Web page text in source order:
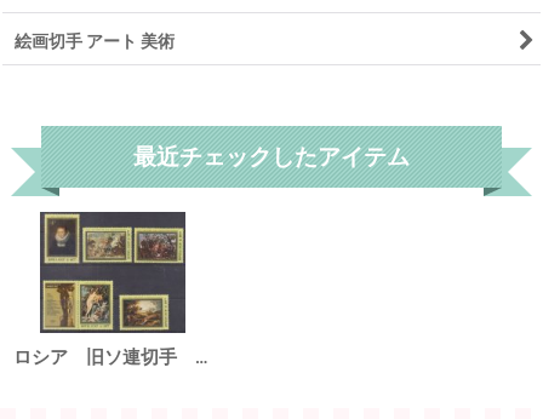
絵画切手 アート 美術
最近チェックしたアイテム
ロシア 旧ソ連切手 1977年 絵画 ルーベンス生誕 400周年 5種